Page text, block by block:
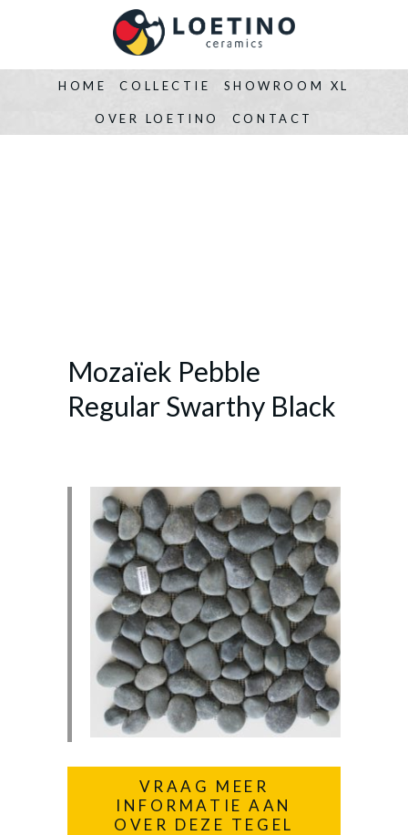
HOME COLLECTIE SHOWROOM XL
OVER LOETINO CONTACT
Mozaïek Pebble
Regular Swarthy Black
VRAAG MEER
INFORMATIE AAN
OVER DEZE TEGEL